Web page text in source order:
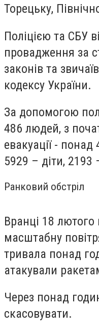
Торецьку,
Поліцією та СБУ
провадження за
законів та
кодексу України.
За допомогою
486 людей, з
евакуації - понад
5929 – діти, 2193
Ранковий обстріл
Вранці 18 лютого
масштабну
тривала понад
атакували
Через понад
скасовувати.